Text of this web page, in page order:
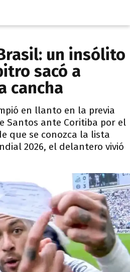
un insólito
sacó a
cancha
en llanto en la previa
Santos ante Coritiba por el
que se conozca la lista
2026, el delantero vivió